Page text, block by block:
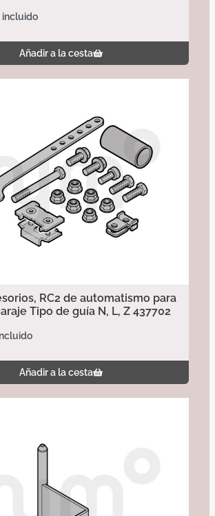
incluido
Añadir a la cesta
RC2 de automatismo para
Tipo de guía N, L, Z 437702
Añadir a la cesta